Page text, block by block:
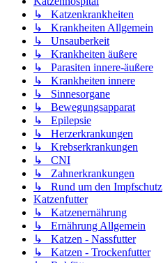
↳ Katzenkrankheiten
↳ Krankheiten Allgemein
↳ Unsauberkeit
↳ Krankheiten äußere
↳ Parasiten innere-äußere
↳ Krankheiten innere
↳ Sinnesorgane
↳ Bewegungsapparat
↳ Epilepsie
↳ Herzerkrankungen
↳ Krebserkrankungen
↳ CNI
↳ Zahnerkrankungen
↳ Rund um den Impfschutz
Katzenfutter
↳ Katzenernährung
↳ Ernährung Allgemein
↳ Katzen - Nassfutter
↳ Katzen - Trockenfutter